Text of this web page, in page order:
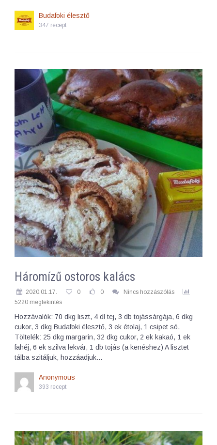
Budafoki élesztő
347 recept
Háromízű ostoros kalács
2020.01.17. 0 0
Nincs hozzászólás
5220 megtekintés
Hozzávalók: 70 dkg liszt, 4 dl tej, 3 db tojássárgája, 6 dkg
cukor, 3 dkg Budafoki élesztő, 3 ek étolaj, 1 csipet só,
Töltelék: 25 dkg margarin, 32 dkg cukor, 2 ek kakaó, 1 ek
fahéj, 6 ek szilva lekvár, 1 db tojás (a kenéshez) A lisztet
tálba szitáljuk, hozzáadjuk…
Anonymous
393 recept